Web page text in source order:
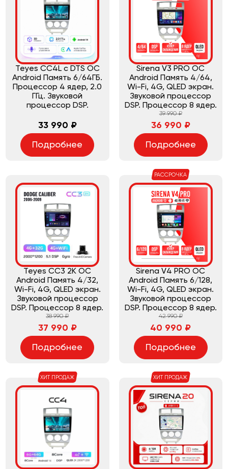
Teyes CC4L с DTS ОС
Android Память 6/64ГБ.
Процессор 4 ядер, 2.0
ГГц. Звуковой
процессор DSP.
33 990 ₽
Подробнее
Sirena V3 PRO ОС
Android Память 4/64,
Wi-Fi, 4G, QLED экран.
Звуковой процессор
DSP. Процессор 8 ядер.
39 990 ₽
36 990 ₽
Подробнее
Teyes CC3 2K ОС
Android Память 4/32,
Wi-Fi, 4G, QLED экран.
Звуковой процессор
DSP. Процессор 8 ядер.
38 990 ₽
37 990 ₽
Подробнее
РАССРОЧКА
Sirena V4 PRO ОС
Android Память 6/128,
Wi-Fi, 4G, QLED экран.
Звуковой процессор
DSP. Процессор 8 ядер.
42 990 ₽
40 990 ₽
Подробнее
ХИТ ПРОДАЖ ХИТ ПРОДАЖ